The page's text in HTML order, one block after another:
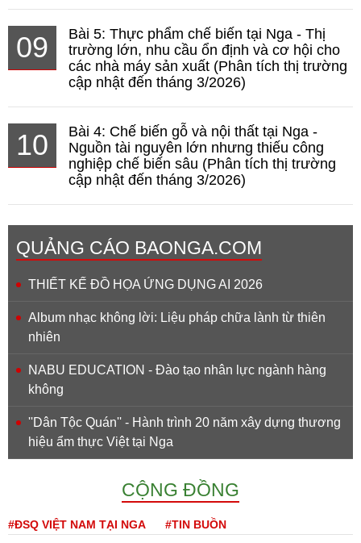
09
Bài 5: Thực phẩm chế biến tại Nga - Thị
trường lớn, nhu cầu ổn định và cơ hội cho
các nhà máy sản xuất (Phân tích thị trường
cập nhật đến tháng 3/2026)
10
Bài 4: Chế biến gỗ và nội thất tại Nga -
Nguồn tài nguyên lớn nhưng thiếu công
nghiệp chế biến sâu (Phân tích thị trường
cập nhật đến tháng 3/2026)
QUẢNG CÁO BAONGA.COM
THIẾT KẾ ĐỒ HỌA ỨNG DỤNG AI 2026
Album nhạc không lời: Liệu pháp chữa lành từ thiên
nhiên
NABU EDUCATION - Đào tạo nhân lực ngành hàng
không
''Dân Tộc Quán'' - Hành trình 20 năm xây dựng thương
hiệu ẩm thực Việt tại Nga
CỘNG ĐỒNG
#ĐSQ VIỆT NAM TẠI NGA #TIN BUỒN